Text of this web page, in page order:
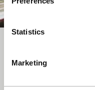
Statistics
Marketing
Short: As Long As It Takes
Zweedse videokunst.